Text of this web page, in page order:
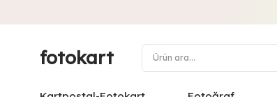
fotokart